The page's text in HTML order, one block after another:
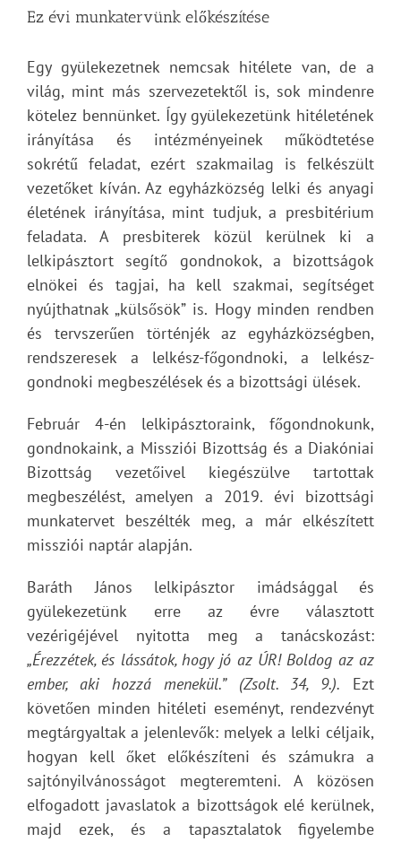
Ez évi munkatervünk előkészítése
Egy gyülekezetnek nemcsak hitélete van, de a
világ, mint más szervezetektől is, sok mindenre
kötelez bennünket. Így gyülekezetünk hitéletének
irányítása és intézményeinek működtetése
sokrétű feladat, ezért szakmailag is felkészült
vezetőket kíván. Az egyházközség lelki és anyagi
életének irányítása, mint tudjuk, a presbitérium
feladata. A presbiterek közül kerülnek ki a
lelkipásztort segítő gondnokok, a bizottságok
elnökei és tagjai, ha kell szakmai, segítséget
nyújthatnak „külsősök” is. Hogy minden rendben
és tervszerűen történjék az egyházközségben,
rendszeresek a lelkész-főgondnoki, a lelkész-
gondnoki megbeszélések és a bizottsági ülések.
Február 4-én lelkipásztoraink, főgondnokunk,
gondnokaink, a Missziói Bizottság és a Diakóniai
Bizottság vezetőivel kiegészülve tartottak
megbeszélést, amelyen a 2019. évi bizottsági
munkatervet beszélték meg, a már elkészített
missziói naptár alapján.
Baráth János lelkipásztor imádsággal és
gyülekezetünk erre az évre választott
vezérigéjével nyitotta meg a tanácskozást:
„Érezzétek, és lássátok, hogy jó az ÚR! Boldog az az
ember, aki hozzá menekül.” (Zsolt. 34, 9.). Ezt
követően minden hitéleti eseményt, rendezvényt
megtárgyaltak a jelenlevők: melyek a lelki céljaik,
hogyan kell őket előkészíteni és számukra a
sajtónyilvánosságot megteremteni. A közösen
elfogadott javaslatok a bizottságok elé kerülnek,
majd ezek, és a tapasztalatok figyelembe